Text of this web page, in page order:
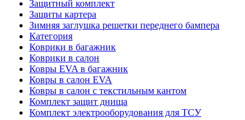
Защитный комплект
Защиты картера
Зимняя заглушка решетки переднего бампера
Категория
Коврики в багажник
Коврики в салон
Ковры EVA в багажник
Ковры в салон EVA
Ковры в салон с текстильным кантом
Комплект защит днища
Комплект электрооборудования для ТСУ